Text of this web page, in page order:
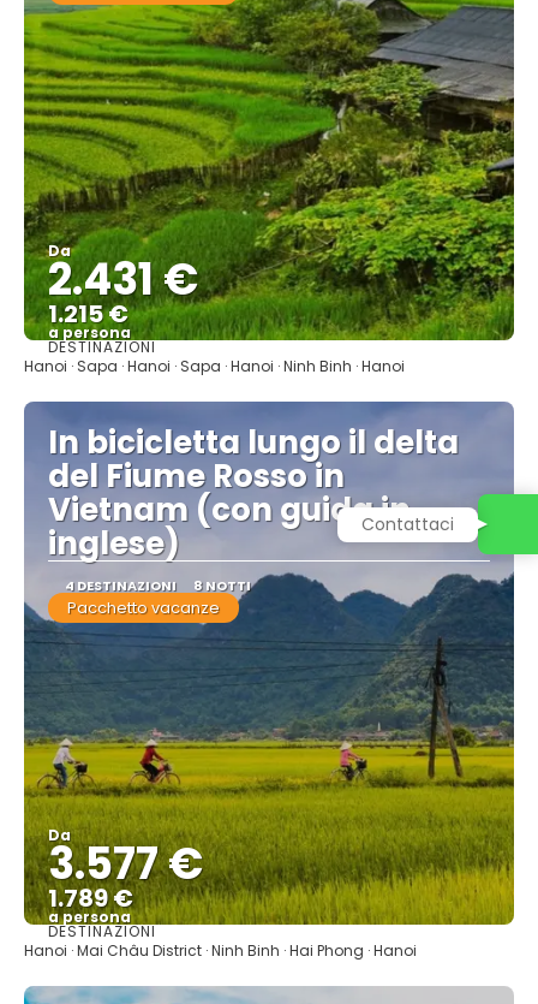
Da
2.431 €
1.215 €
a persona
Vedere
DESTINAZIONI
Hanoi · Sapa · Hanoi · Sapa · Hanoi · Ninh Binh · Hanoi
In bicicletta lungo il delta
del Fiume Rosso in
Vietnam (con guida in
inglese)
4 DESTINAZIONI 8 NOTTI
Pacchetto vacanze
Da
3.577 €
1.789 €
a persona
Vedere
DESTINAZIONI
Hanoi · Mai Châu District · Ninh Binh · Hai Phong · Hanoi
Contattaci